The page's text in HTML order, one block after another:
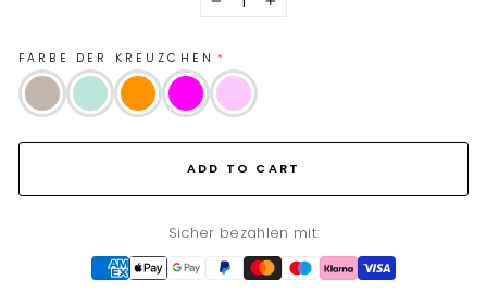
− +
FARBE DER KREUZCHEN
ADD TO CART
Sicher bezahlen mit: